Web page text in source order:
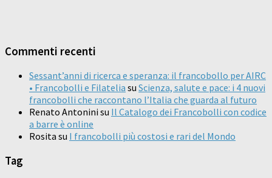
Commenti recenti
Sessant’anni di ricerca e speranza: il francobollo per AIRC
• Francobolli e Filatelia su Scienza, salute e pace: i 4 nuovi
francobolli che raccontano l’Italia che guarda al futuro
Renato Antonini su Il Catalogo dei Francobolli con codice
a barre è online
Rosita su I francobolli più costosi e rari del Mondo
Tag